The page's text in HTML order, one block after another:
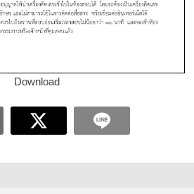
Download